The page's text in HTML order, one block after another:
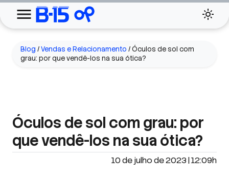
Blog /Vendas e Relacionamento /Óculos de sol com
grau: por que vendê-los na sua ótica?
Óculos de sol com grau: por
que vendê-los na sua ótica?
10 de julho de 2023 | 12:09h